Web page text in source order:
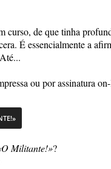
curso, de que tinha
É essencialmente a
ou por assinatura
Militante!»?